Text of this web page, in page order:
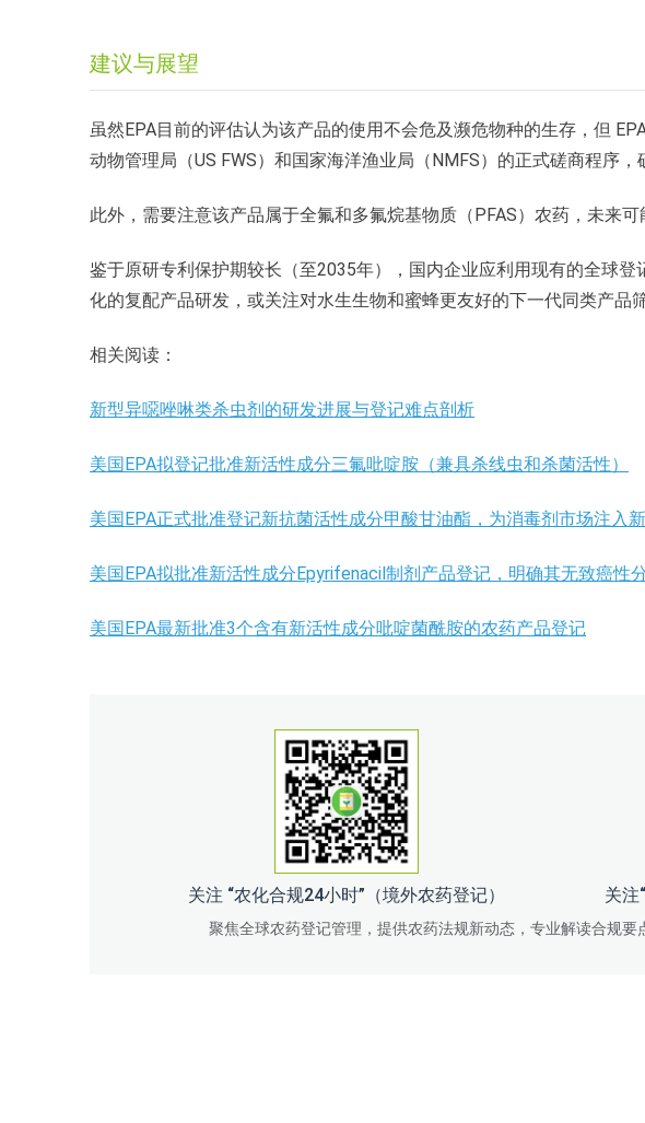
建议与展望
虽然EPA目前的评估认为该产品的使用不会危及濒危物种的生存，但
动物管理局（US FWS）和国家海洋渔业局（NMFS）的正式磋商程序，
此外，需要注意该产品属于全氟和多氟烷基物质（PFAS）农药，未来可
鉴于原研专利保护期较长（至2035年），国内企业应利用现有的全球
化的复配产品研发，或关注对水生生物和蜜蜂更友好的下一代同类产品
相关阅读：
新型异噁唑啉类杀虫剂的研发进展与登记难点剖析
美国EPA拟登记批准新活性成分三氟吡啶胺（兼具杀线虫和杀菌活性）
美国EPA正式批准登记新抗菌活性成分甲酸甘油酯，为消毒剂市场注入
美国EPA拟批准新活性成分Epyrifenacil制剂产品登记，明确其无致癌性
美国EPA最新批准3个含有新活性成分吡啶菌酰胺的农药产品登记
关注 “农化合规24小时”（境外农药登记） 关注
聚焦全球农药登记管理，提供农药法规新动态，专业解读合规要